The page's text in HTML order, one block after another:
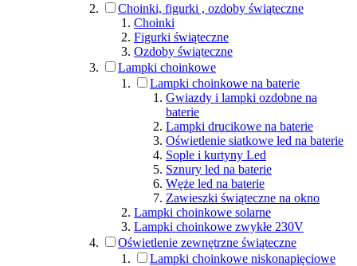
Choinki, figurki , ozdoby świąteczne
Choinki
Figurki świąteczne
Ozdoby świąteczne
Lampki choinkowe
Lampki choinkowe na baterie
Gwiazdy i lampki ozdobne na
baterie
Lampki drucikowe na baterie
Oświetlenie siatkowe led na baterie
Sople i kurtyny Led
Sznury led na baterie
Węże led na baterie
Zawieszki świąteczne na okno
Lampki choinkowe solarne
Lampki choinkowe zwykłe 230V
Oświetlenie zewnętrzne świąteczne
Lampki choinkowe niskonapięciowe